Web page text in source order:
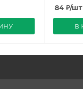
Bylectric
84 ₽/шт
В